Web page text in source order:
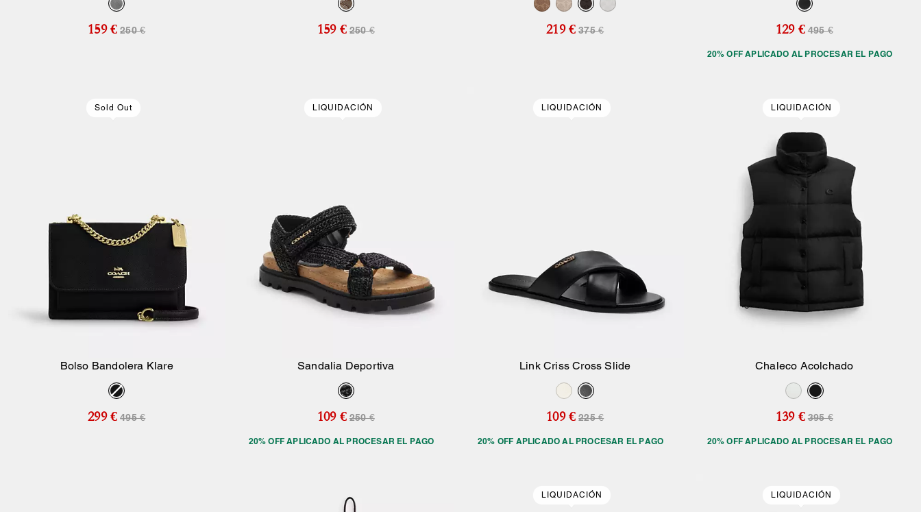
159 € 250 € 159 € 250 € 219 € 375 € 129 € 495 €
20% OFF APLICADO AL PROCESAR EL PAGO
Sold Out
Bolso Bandolera Klare
299 € 495 €
LIQUIDACIÓN
Añadir A La Cesta
Sandalia Deportiva
109 € 250 €
20% OFF APLICADO AL PROCESAR EL PAGO
LIQUIDACIÓN
Link Criss Cross Slide
109 € 225 €
20% OFF APLICADO AL PROCESAR EL PAGO
LIQUIDACIÓN
Chaleco Acolchado
139 € 395 €
20% OFF APLICADO AL PROCESAR EL PAGO
LIQUIDACIÓN LIQUIDACIÓN